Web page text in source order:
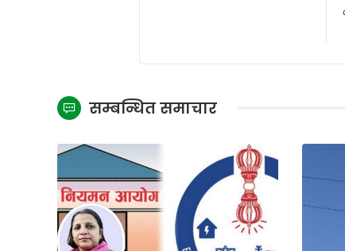
सम्बन्धित समाचार